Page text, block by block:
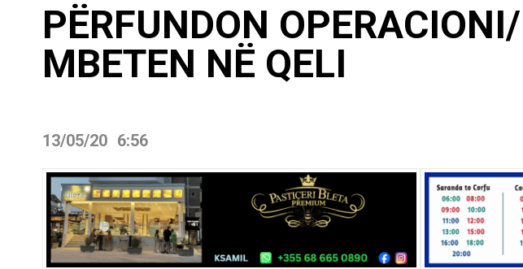
PËRFUNDON
MBETEN NË QELI
13/05/20 6:56